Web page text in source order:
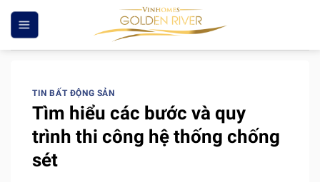
Skip
content
TIN BẤT ĐỘNG SẢN
Tìm hiểu các bước và quy
trình thi công hệ thống chống
sét